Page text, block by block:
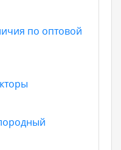
по оптовой